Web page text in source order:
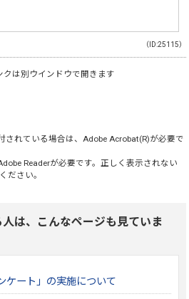
（ID:25115）
は別ウインドウで開きます
れている場合は、 Adobe Acrobat(R)が必要で
Readerが必要です。正しく表示されない
ださい。
は、こんなページも見ていま
ケート」の実施について